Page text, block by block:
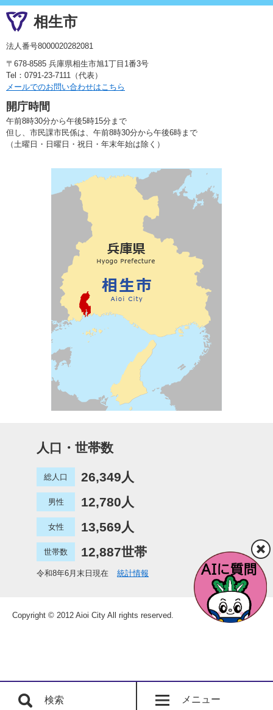
検索 メニュー
相生市
法人番号8000020282081
〒678-8585 兵庫県相生市旭1丁目1番3号
Tel：0791-23-7111（代表）
メールでのお問い合わせはこちら
開庁時間
午前8時30分から午後5時15分まで
但し、市民課市民係は、午前8時30分から午後6時まで
（土曜日・日曜日・祝日・年末年始は除く）
人口・世帯数
総人口 26,349人
男性 12,780人
女性 13,569人
世帯数 12,887世帯
令和8年6月末日現在 統計情報
Copyright © 2012 Aioi City All rights reserved.